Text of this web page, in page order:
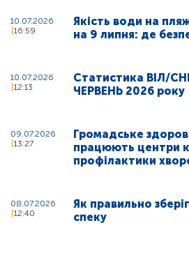
10.07.2026
16:59
Якість води на
на 9 липня: де
10.07.2026
12:13
Статистика ВІЛ/
ЧЕРВЕНЬ 2026 року
09.07.2026
13:27
Громадське
працюють центри
профілактики
08.07.2026
12:40
Як правильно
спеку